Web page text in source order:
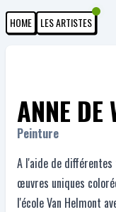
HOME LES ARTISTES
ANNE DE
Peinture
A l'aide de différentes
œuvres uniques
l'école Van Helmont